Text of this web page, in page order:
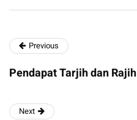
Previous
Pendapat Tarjih dan
Next